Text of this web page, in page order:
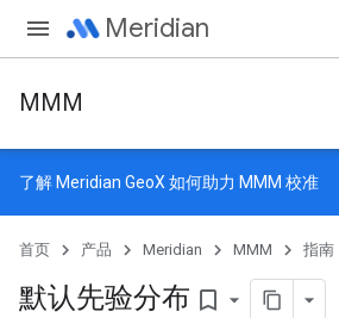
Meridian
MMM
了解 Meridian GeoX 如何助力 MMM 校准
首页 产品 Meridian MMM 指南
默认先验分布 bookmark_border